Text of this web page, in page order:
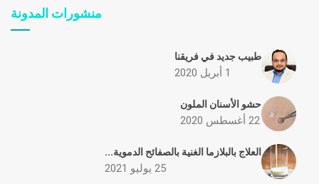
منشورات المدونة
طبيب جديد في فريقنا
1 أبريل 2020
حشو الأسنان الملون
22 أغسطس 2020
العلاج بالبلازما الغنية بالصفائح الدموية...
25 يوليو 2021